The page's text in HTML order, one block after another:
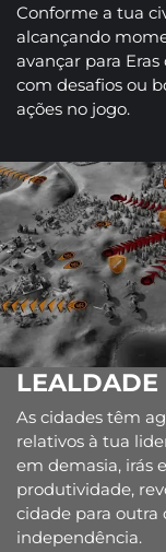
Conforme a tua
alcançando
avançar para Eras
com desafios ou
ações no jogo.
LEALDADE
As cidades têm
relativos à tua
em demasia, irás
produtividade,
cidade para outra
independência.